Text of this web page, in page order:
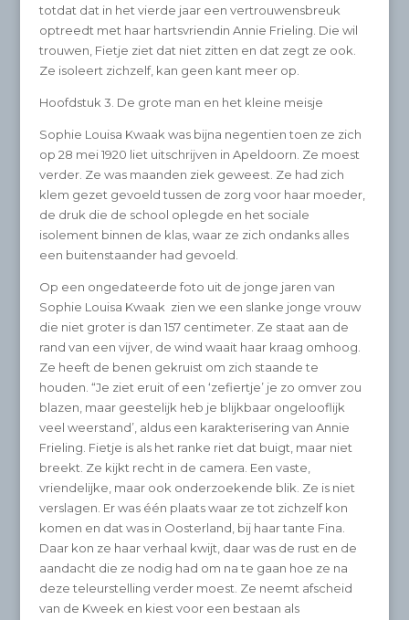
totdat dat in het vierde jaar een vertrouwensbreuk
optreedt met haar hartsvriendin Annie Frieling. Die wil
trouwen, Fietje ziet dat niet zitten en dat zegt ze ook.
Ze isoleert zichzelf, kan geen kant meer op.
Hoofdstuk 3. De grote man en het kleine meisje
Sophie Louisa Kwaak was bijna negentien toen ze zich
op 28 mei 1920 liet uitschrijven in Apeldoorn. Ze moest
verder. Ze was maanden ziek geweest. Ze had zich
klem gezet gevoeld tussen de zorg voor haar moeder,
de druk die de school oplegde en het sociale
isolement binnen de klas, waar ze zich ondanks alles
een buitenstaander had gevoeld.
Op een ongedateerde foto uit de jonge jaren van
Sophie Louisa Kwaak zien we een slanke jonge vrouw
die niet groter is dan 157 centimeter. Ze staat aan de
rand van een vijver, de wind waait haar kraag omhoog.
Ze heeft de benen gekruist om zich staande te
houden. “Je ziet eruit of een ‘zefiertje’ je zo omver zou
blazen, maar geestelijk heb je blijkbaar ongelooflijk
veel weerstand’, aldus een karakterisering van Annie
Frieling. Fietje is als het ranke riet dat buigt, maar niet
breekt. Ze kijkt recht in de camera. Een vaste,
vriendelijke, maar ook onderzoekende blik. Ze is niet
verslagen. Er was één plaats waar ze tot zichzelf kon
komen en dat was in Oosterland, bij haar tante Fina.
Daar kon ze haar verhaal kwijt, daar was de rust en de
aandacht die ze nodig had om na te gaan hoe ze na
deze teleurstelling verder moest. Ze neemt afscheid
van de Kweek en kiest voor een bestaan als